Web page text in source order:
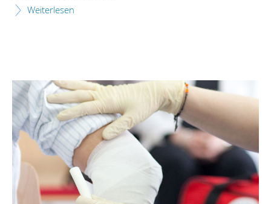
Weiterlesen